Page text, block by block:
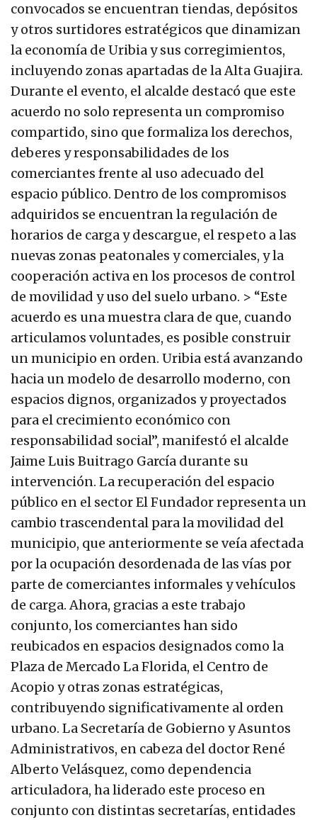
convocados se encuentran tiendas, depósitos
y otros surtidores estratégicos que dinamizan
la economía de Uribia y sus corregimientos,
incluyendo zonas apartadas de la Alta Guajira.
Durante el evento, el alcalde destacó que este
acuerdo no solo representa un compromiso
compartido, sino que formaliza los derechos,
deberes y responsabilidades de los
comerciantes frente al uso adecuado del
espacio público. Dentro de los compromisos
adquiridos se encuentran la regulación de
horarios de carga y descargue, el respeto a las
nuevas zonas peatonales y comerciales, y la
cooperación activa en los procesos de control
de movilidad y uso del suelo urbano. > “Este
acuerdo es una muestra clara de que, cuando
articulamos voluntades, es posible construir
un municipio en orden. Uribia está avanzando
hacia un modelo de desarrollo moderno, con
espacios dignos, organizados y proyectados
para el crecimiento económico con
responsabilidad social”, manifestó el alcalde
Jaime Luis Buitrago García durante su
intervención. La recuperación del espacio
público en el sector El Fundador representa un
cambio trascendental para la movilidad del
municipio, que anteriormente se veía afectada
por la ocupación desordenada de las vías por
parte de comerciantes informales y vehículos
de carga. Ahora, gracias a este trabajo
conjunto, los comerciantes han sido
reubicados en espacios designados como la
Plaza de Mercado La Florida, el Centro de
Acopio y otras zonas estratégicas,
contribuyendo significativamente al orden
urbano. La Secretaría de Gobierno y Asuntos
Administrativos, en cabeza del doctor René
Alberto Velásquez, como dependencia
articuladora, ha liderado este proceso en
conjunto con distintas secretarías, entidades